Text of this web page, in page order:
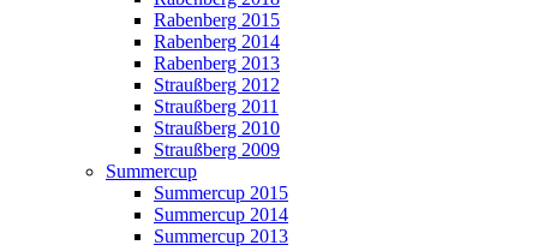
Rabenberg 2015
Rabenberg 2014
Rabenberg 2013
Straußberg 2012
Straußberg 2011
Straußberg 2010
Straußberg 2009
Summercup
Summercup 2015
Summercup 2014
Summercup 2013